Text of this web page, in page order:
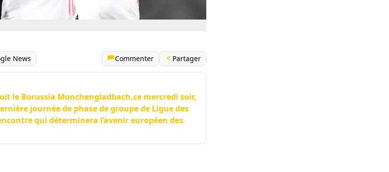
News Commenter Partager
le Borussia Monchengladbach,ce mercredi soir,
journée de phase de groupe de Ligue des
qui déterminera l’avenir européen des